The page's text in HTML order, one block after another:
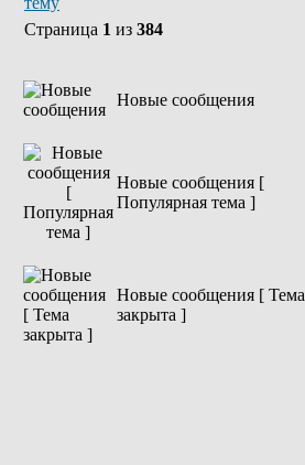
Страница 1 из 384
Новые сообщения
Новые сообщения [
Популярная тема ]
Новые сообщения [ Тема
закрыта ]